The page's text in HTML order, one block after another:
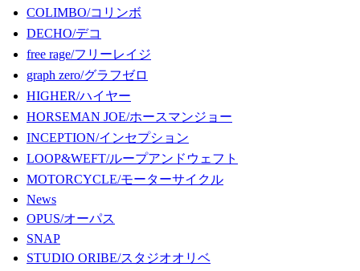
COLIMBO/コリンボ
DECHO/デコ
free rage/フリーレイジ
graph zero/グラフゼロ
HIGHER/ハイヤー
HORSEMAN JOE/ホースマンジョー
INCEPTION/インセプション
LOOP&WEFT/ループアンドウェフト
MOTORCYCLE/モーターサイクル
News
OPUS/オーパス
SNAP
STUDIO ORIBE/スタジオオリベ